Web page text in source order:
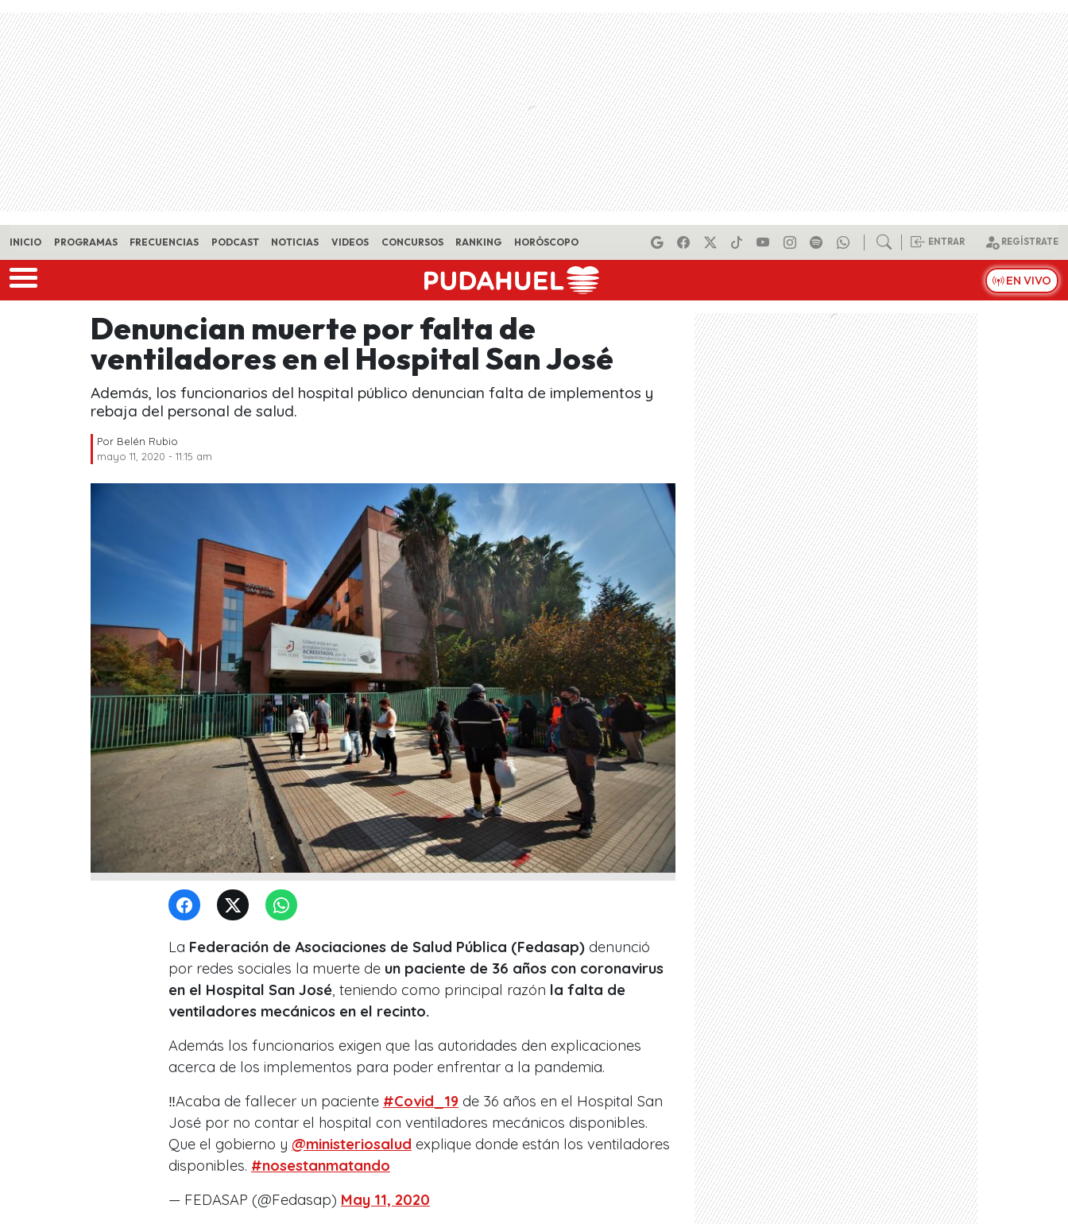
Skip to main content
INICIO PROGRAMAS FRECUENCIAS PODCAST NOTICIAS VIDEOS CONCURSOS RANKING HORÓSCOPO ENTRAR REGÍSTRATE
EN VIVO
Denuncian muerte por falta de
ventiladores en el Hospital San José
Además, los funcionarios del hospital público denuncian falta de implementos y
rebaja del personal de salud.
Por Belén Rubio
mayo 11, 2020 - 11:15 am
La Federación de Asociaciones de Salud Pública (Fedasap) denunció
por redes sociales la muerte de un paciente de 36 años con coronavirus
en el Hospital San José, teniendo como principal razón la falta de
ventiladores mecánicos en el recinto.
Además los funcionarios exigen que las autoridades den explicaciones
acerca de los implementos para poder enfrentar a la pandemia.
‼️Acaba de fallecer un paciente #Covid_19 de 36 años en el Hospital San
José por no contar el hospital con ventiladores mecánicos disponibles.
Que el gobierno y @ministeriosalud explique donde están los ventiladores
disponibles. #nosestanmatando
— FEDASAP (@Fedasap) May 11, 2020